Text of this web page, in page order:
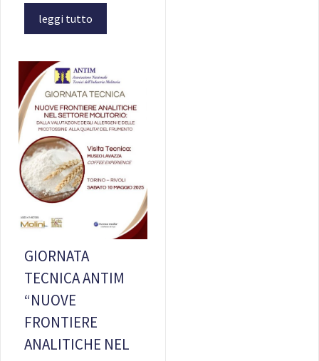
leggi tutto
GIORNATA
TECNICA ANTIM
“NUOVE
FRONTIERE
ANALITICHE NEL